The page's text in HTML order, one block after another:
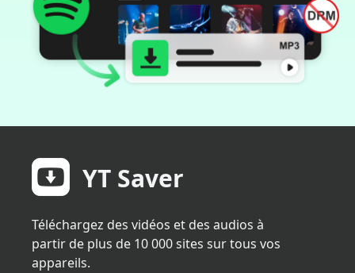
YT Saver
Téléchargez des vidéos et des audios à
partir de plus de 10 000 sites sur tous vos
appareils.